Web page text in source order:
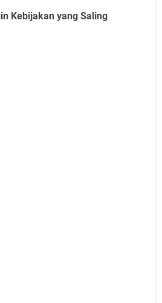
Kebijakan yang Saling